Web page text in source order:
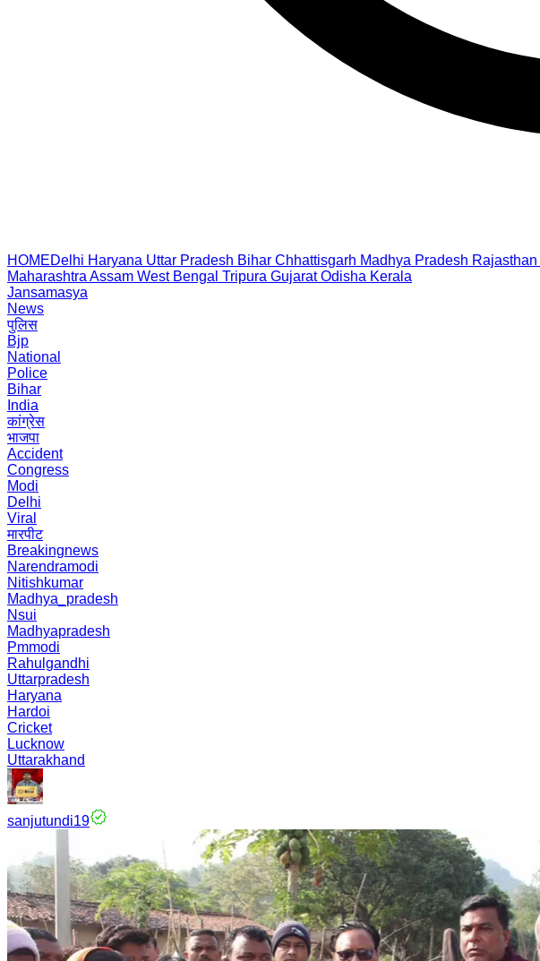
HOMEDelhi Haryana Uttar Pradesh Bihar Chhattisgarh Madhya Pradesh Rajasthan
Maharashtra Assam West Bengal Tripura Gujarat Odisha Kerala
Jansamasya
News
पुलिस
Bjp
National
Police
Bihar
India
कांग्रेस
भाजपा
Accident
Congress
Modi
Delhi
Viral
मारपीट
Breakingnews
Narendramodi
Nitishkumar
Madhya_pradesh
Nsui
Madhyapradesh
Pmmodi
Rahulgandhi
Uttarpradesh
Haryana
Hardoi
Cricket
Lucknow
Uttarakhand
sanjutundi19